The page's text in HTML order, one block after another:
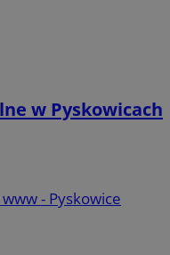
w Pyskowicach
- Pyskowice